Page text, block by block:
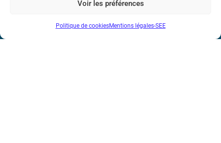
Voir les préférences
Politique de cookiesMentions légales-SEE
de l’Information et de la Communication
17 rue de l’Amiral Hamelin75116 Paris